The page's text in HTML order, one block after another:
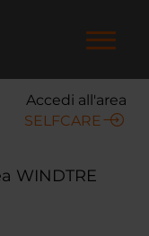
Accedi all'area
SELFCARE